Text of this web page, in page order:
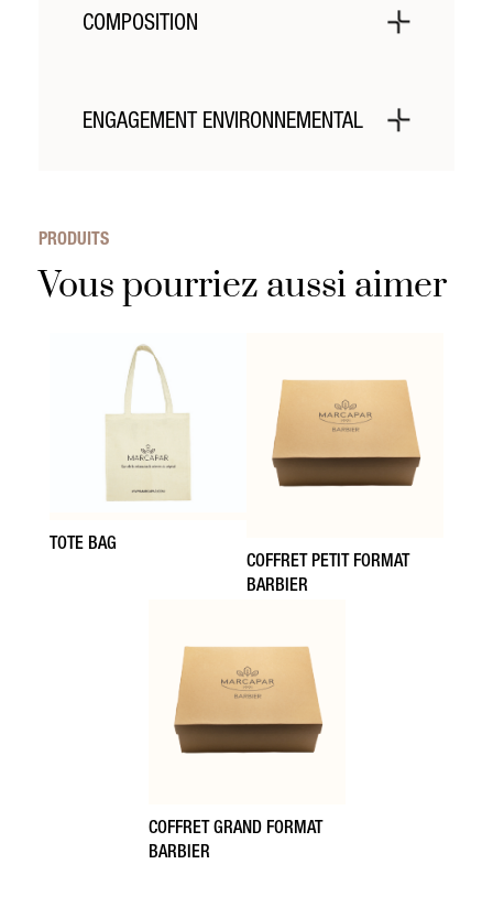
COMPOSITION
ENGAGEMENT ENVIRONNEMENTAL
PRODUITS
Vous pourriez aussi aimer
TOTE BAG
COFFRET PETIT FORMAT
BARBIER
COFFRET GRAND FORMAT
BARBIER